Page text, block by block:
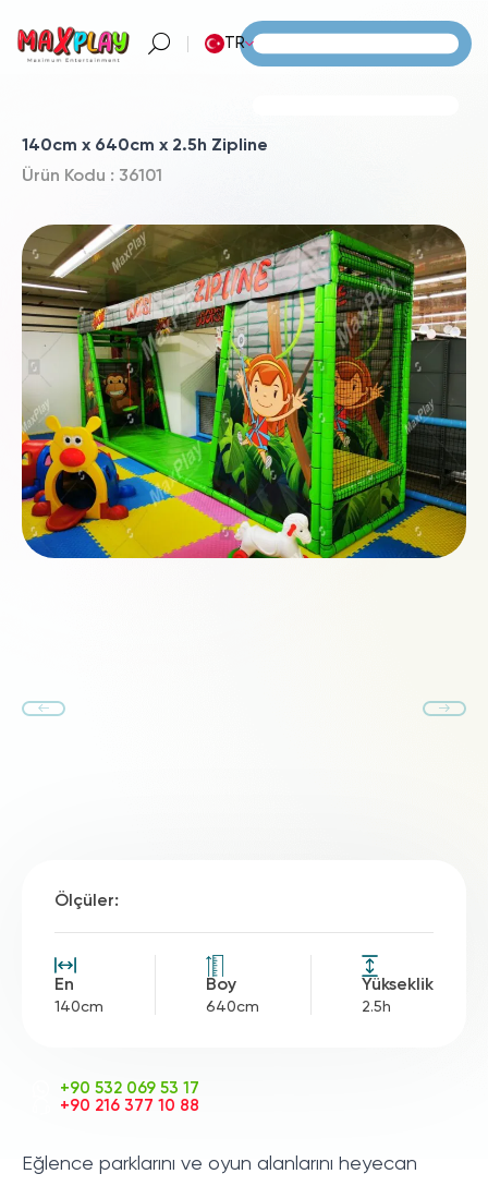
TR
140cm x 640cm x 2.5h Zipline
Ürün Kodu : 36101
Ölçüler:
En
140cm
Boy
640cm
Yükseklik
2.5h
+90 532 069 53 17
+90 216 377 10 88
Eğlence parklarını ve oyun alanlarını heyecan